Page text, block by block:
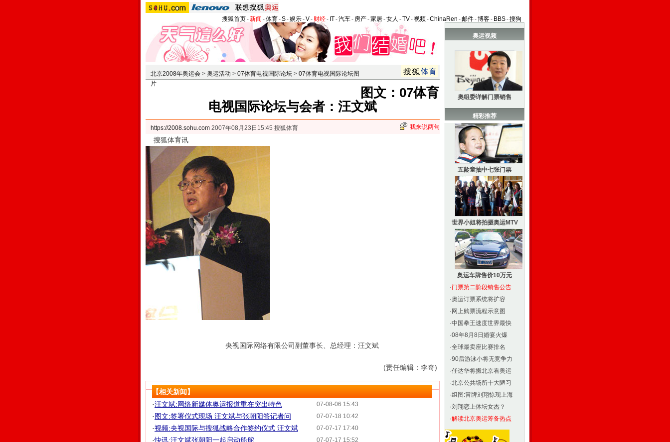
搜狐首页-新闻 -体育-S-娱乐-V- 财经- IT-汽车- 房产-家居-女人 -TV-视频-ChinaRen -邮件-博客- BBS-搜狗
北京2008年奥运会 > 奥运活动 > 07体育电视国际论坛 > 07体育电视国际论坛图
片
图文：07体育
电视国际论坛与会者：汪文斌
https://2008.sohu.com 2007年08月23日15:45 搜狐体育 我来说两句
搜狐体育讯
央视国际网络有限公司副董事长、总经理：汪文斌
(责任编辑：李奇)
【相关新闻】
07-08-06 15:43
·汪文斌:网络新媒体奥运报道重在突出特色
07-07-18 10:42
·图文:签署仪式现场 汪文斌与张朝阳答记者问
07-07-17 17:40
·视频:央视国际与搜狐战略合作签约仪式 汪文斌
07-07-17 15:52
·快讯:汪文斌张朝阳一起启动船舵
奥运视频
奥组委详解门票销售
精彩推荐
五龄童抽中七张门票
世界小姐将拍摄奥运MTV
奥运车牌售价10万元
·门票第二阶段销售公告
·奥运订票系统将扩容
· 网上购票流程示意图
·中国拳王速度世界最快
·08年8月8日婚宴火爆
·全球最卖座比赛排名
·90后游泳小将无竞争力
·任达华将搬北京看奥运
·北京公共场所十大陋习
·组图:冒牌刘翔惊现上海
·刘翔恋上体坛女杰？
·解读北京奥运筹备热点